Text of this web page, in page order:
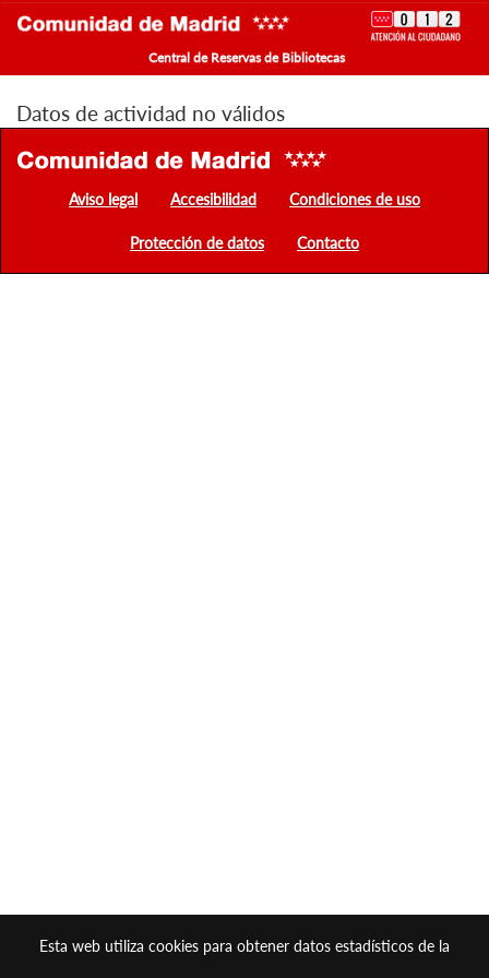
Central de Reservas de Bibliotecas
Datos de actividad no válidos
Esta web utiliza cookies para obtener datos estadísticos de la
Aviso legal Accesibilidad Condiciones de uso
Protección de datos Contacto